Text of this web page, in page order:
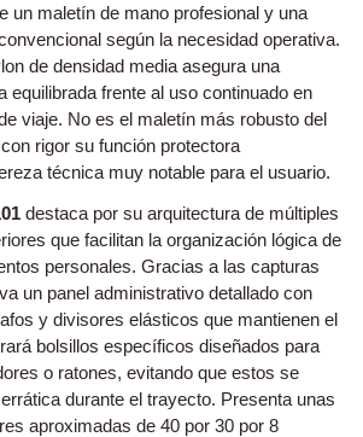
un maletín de mano profesional y una
según la necesidad operativa.
de densidad media asegura una
equilibrada frente al uso continuado en
viaje. No es el maletín más robusto del
rigor su función protectora
técnica muy notable para el usuario.
destaca por su arquitectura de múltiples
que facilitan la organización lógica de
personales. Gracias a las capturas
un panel administrativo detallado con
y divisores elásticos que mantienen el
bolsillos específicos diseñados para
o ratones, evitando que estos se
durante el trayecto. Presenta unas
aproximadas de 40 por 30 por 8